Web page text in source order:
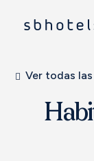
Ver todas